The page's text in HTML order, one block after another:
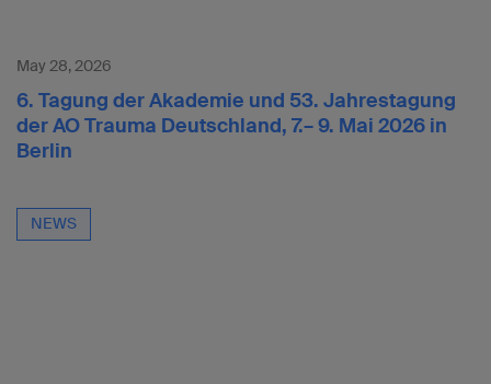
May 28, 2026
6. Tagung der Akademie und 53. Jahrestagung
der AO Trauma Deutschland, 7.– 9. Mai 2026 in
Berlin
NEWS